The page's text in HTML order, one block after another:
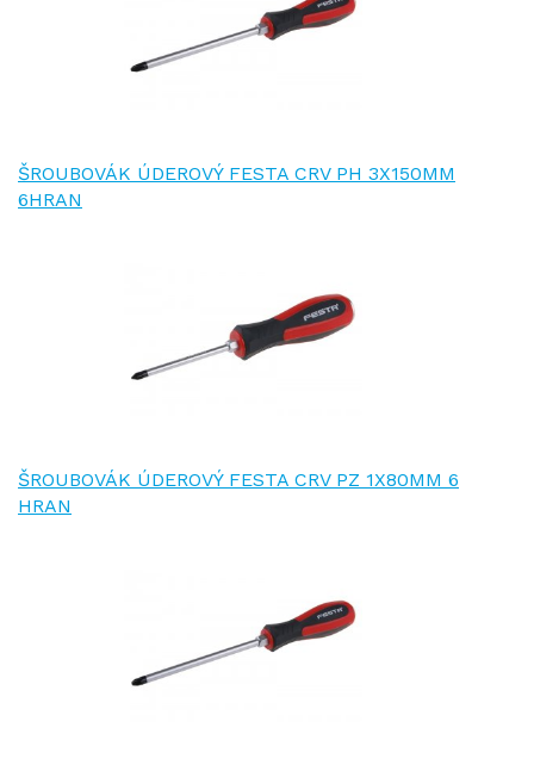
ŠROUBOVÁK ÚDEROVÝ FESTA CRV PH 3X150MM
6HRAN
ŠROUBOVÁK ÚDEROVÝ FESTA CRV PZ 1X80MM 6
HRAN